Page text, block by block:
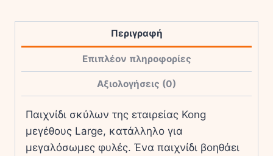
Σκύλου
Large
Περιγραφή
Επιπλέον πληροφορίες
Αξιολογήσεις (0)
Παιχνίδι σκύλων της εταιρείας Kong
μεγέθους Large, κατάλληλο για
μεγαλόσωμες φυλές. Ένα παιχνίδι βοηθάει